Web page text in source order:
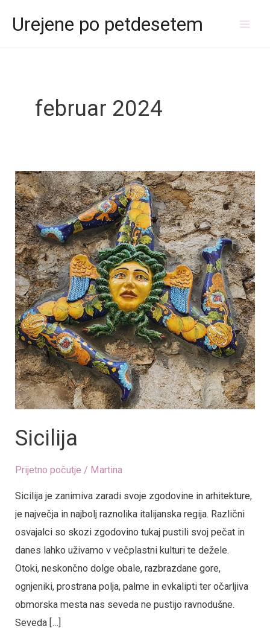
Urejene po petdesetem
februar 2024
Sicilija
Prijetno počutje / Martina
Sicilija je zanimiva zaradi svoje zgodovine in arhitekture,
je največja in najbolj raznolika italijanska regija. Različni
osvajalci so skozi zgodovino tukaj pustili svoj pečat in
danes lahko uživamo v večplastni kulturi te dežele.
Otoki, neskončno dolge obale, razbrazdane gore,
ognjeniki, prostrana polja, palme in evkalipti ter očarljiva
obmorska mesta nas seveda ne pustijo ravnodušne.
Seveda […]
Sicilija